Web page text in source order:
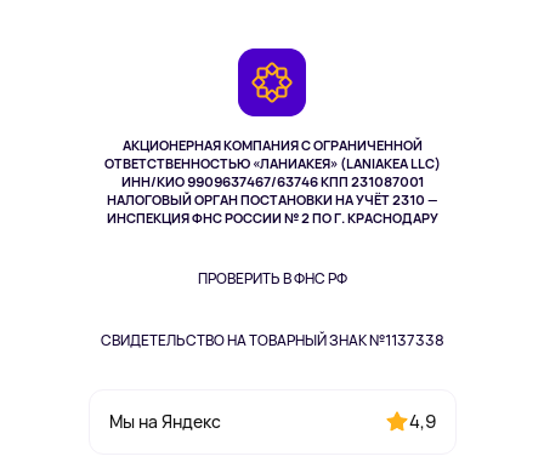
АКЦИОНЕРНАЯ КОМПАНИЯ С ОГРАНИЧЕННОЙ
ОТВЕТСТВЕННОСТЬЮ «ЛАНИАКЕЯ» (LANIAKEA LLC)
ИНН/КИО 9909637467/63746 КПП 231087001
НАЛОГОВЫЙ ОРГАН ПОСТАНОВКИ НА УЧЁТ 2310 —
ИНСПЕКЦИЯ ФНС РОССИИ № 2 ПО Г. КРАСНОДАРУ
ПРОВЕРИТЬ В ФНС РФ
СВИДЕТЕЛЬСТВО НА ТОВАРНЫЙ ЗНАК №1137338
Мы на Яндекс 4,9
Здоровье питомцев
Одежда и аксессуары